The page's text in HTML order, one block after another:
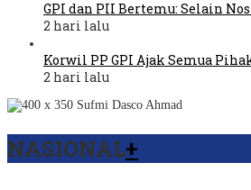
GPI dan PII Bertemu: Selain
2 hari lalu
Korwil PP GPI Ajak Semua
2 hari lalu
NASIONAL+